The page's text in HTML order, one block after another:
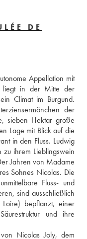
DE
Appellation mit
liegt in der Mitte der
Climat im Burgund.
der
sieben Hektar große
Lage mit Blick auf die
in den Fluss. Ludwig
ihrem Lieblingswein
Jahren von Madame
Sohnes Nicolas. Die
Fluss- und
sind ausschließlich
bepflanzt, einer
und ihre
Nicolas Joly, dem